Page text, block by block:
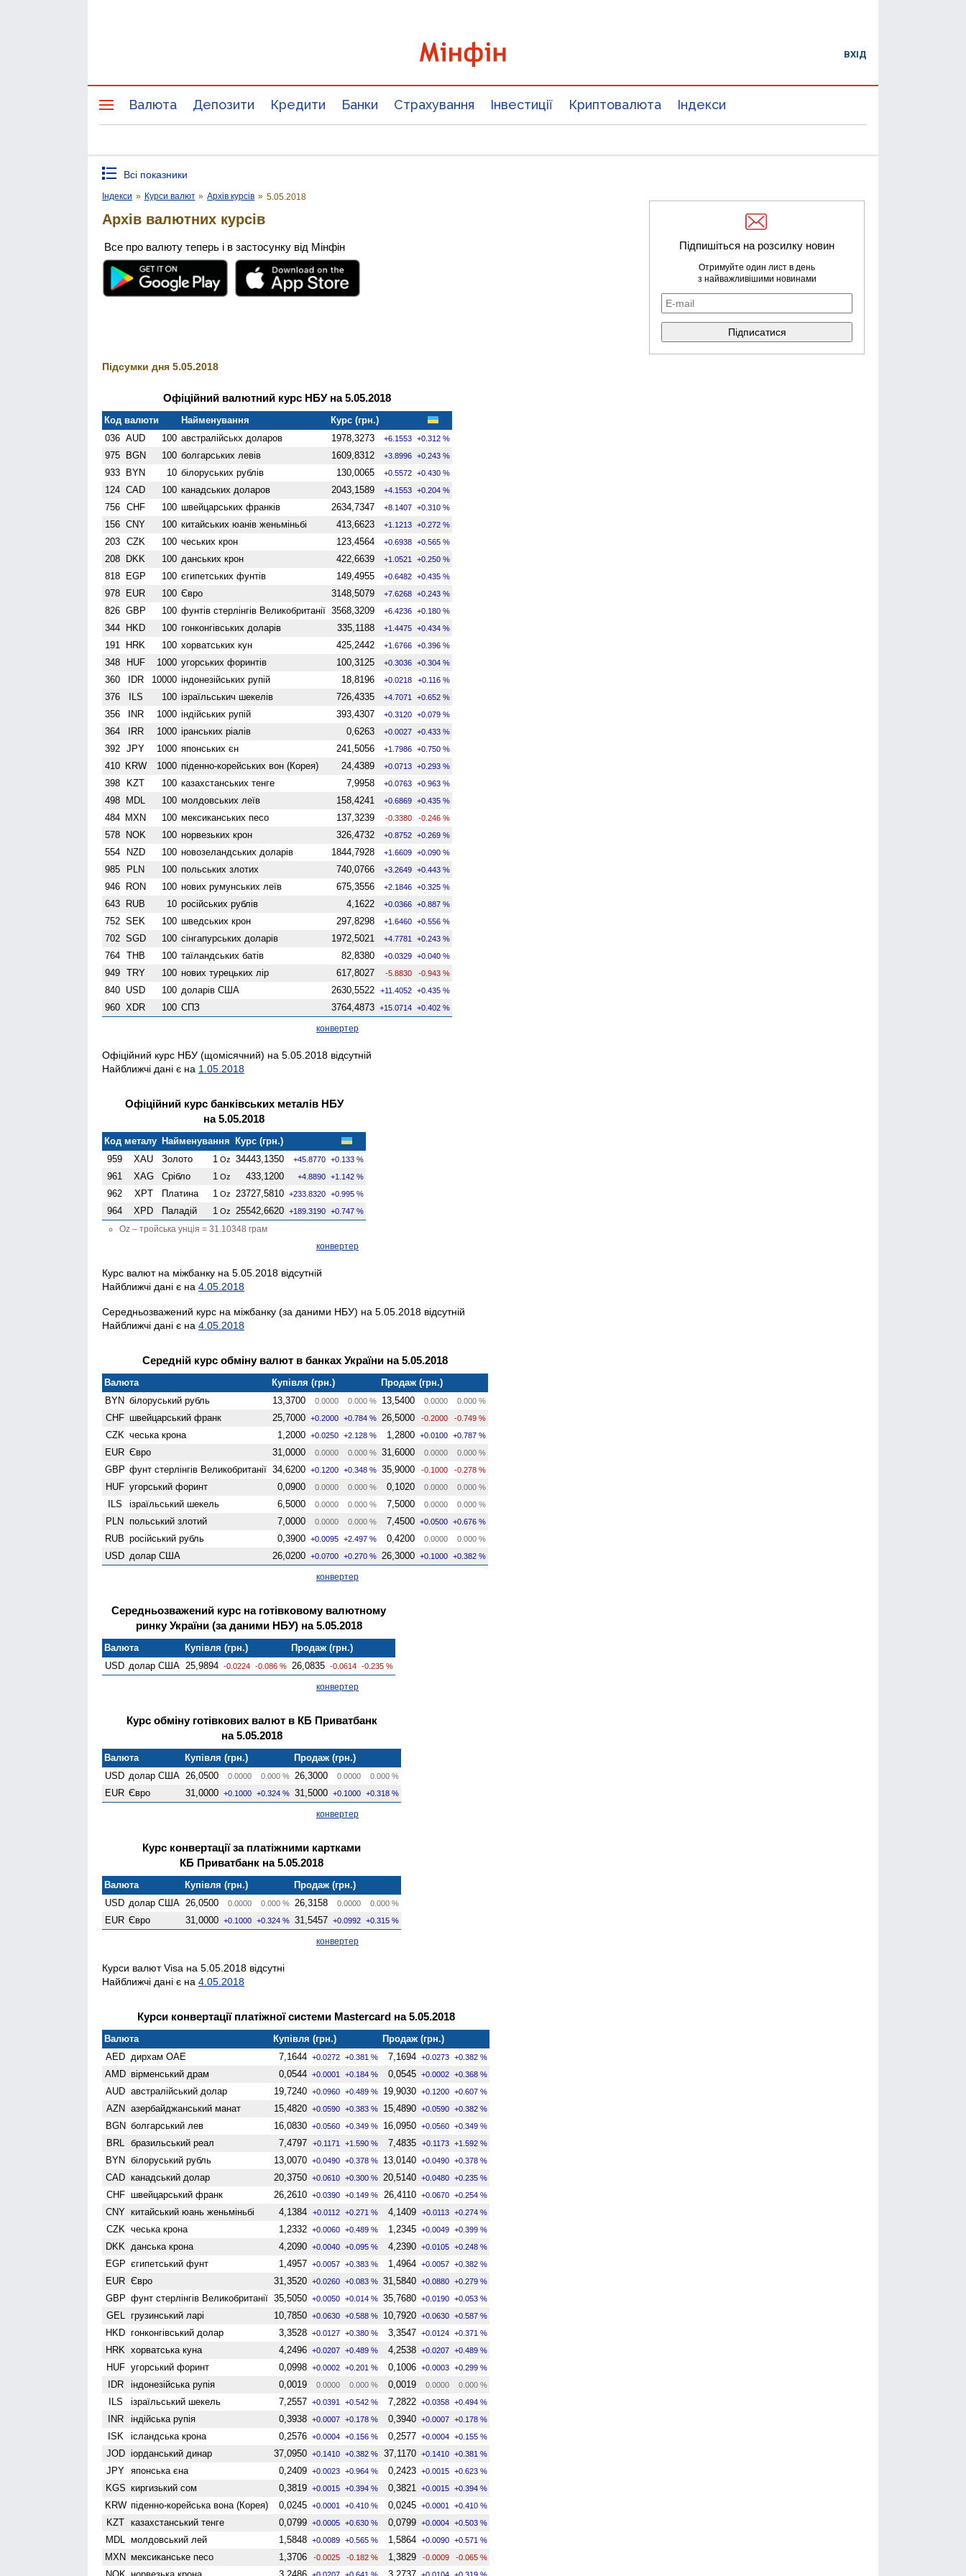
ВХІД
Валюта Депозити Кредити Банки Страхування Інвестиції Криптовалюта Індекси
Всі показники
Індекси » Курси валют » Архів курсів » 5.05.2018
Архів валютних курсів
Все про валюту теперь і в застосунку від Мінфін
Підсумки дня 5.05.2018
Офіційний валютний курс НБУ на 5.05.2018
Код валюти Найменування
Курс (грн.)
036 AUD 100 австралійськх доларов 1978,3273 +6.1553 +0.312 %
975 BGN 100 болгарських левів 1609,8312 +3.8996 +0.243 %
933 BYN 10 білоруських рублів 130,0065 +0.5572 +0.430 %
124 CAD 100 канадських доларов 2043,1589 +4.1553 +0.204 %
756 CHF 100 швейцарських франків 2634,7347 +8.1407 +0.310 %
156 CNY 100 китайських юанів женьмiньбi 413,6623 +1.1213 +0.272 %
203 CZK 100 чеських крон 123,4564 +0.6938 +0.565 %
208 DKK 100 данських крон 422,6639 +1.0521 +0.250 %
818 EGP 100 єгипетських фунтів 149,4955 +0.6482 +0.435 %
978 EUR 100 Євро 3148,5079 +7.6268 +0.243 %
826 GBP 100 фунтів стерлінгів Велико­британії 3568,3209 +6.4236 +0.180 %
344 HKD 100 гонконгівських доларів 335,1188 +1.4475 +0.434 %
191 HRK 100 хорватських кун 425,2442 +1.6766 +0.396 %
348 HUF 1000 угорських форинтів 100,3125 +0.3036 +0.304 %
360 IDR 10000 індонезійських рупій 18,8196 +0.0218 +0.116 %
376 ILS 100 ізраїльськич шекелів 726,4335 +4.7071 +0.652 %
356 INR 1000 індійських рупій 393,4307 +0.3120 +0.079 %
364 IRR 1000 іранських ріалів 0,6263 +0.0027 +0.433 %
392 JPY 1000 японських єн 241,5056 +1.7986 +0.750 %
410 KRW 1000 піденно-корейських вон (Корея) 24,4389 +0.0713 +0.293 %
398 KZT 100 казахстанських тенге 7,9958 +0.0763 +0.963 %
498 MDL 100 молдовських леїв 158,4241 +0.6869 +0.435 %
484 MXN 100 мексиканських песо 137,3239 -0.3380 -0.246 %
578 NOK 100 норвезьких крон 326,4732 +0.8752 +0.269 %
554 NZD 100 ново­зеландських доларів 1844,7928 +1.6609 +0.090 %
985 PLN 100 польських злотих 740,0766 +3.2649 +0.443 %
946 RON 100 нових румунських леїв 675,3556 +2.1846 +0.325 %
643 RUB 10 російських рублів 4,1622 +0.0366 +0.887 %
752 SEK 100 шведських крон 297,8298 +1.6460 +0.556 %
702 SGD 100 сінгапурських доларів 1972,5021 +4.7781 +0.243 %
764 THB 100 таїландських батів 82,8380 +0.0329 +0.040 %
949 TRY 100 нових турецьких лір 617,8027 -5.8830 -0.943 %
840 USD 100 доларів США 2630,5522 +11.4052 +0.435 %
960 XDR 100 СПЗ 3764,4873 +15.0714 +0.402 %
конвертер
Офіційний курс НБУ (щомісячний) на 5.05.2018 відсутній
Найближчі дані є на 1.05.2018
Офіційний курс банківських металів НБУ
на 5.05.2018
Код металу Найменування Курс (грн.)
959
XAU Золото 1 Oz 34443,1350 +45.8770 +0.133 %
961 XAG Срібло 1 Oz 433,1200 +4.8890 +1.142 %
962 XPT Платина 1 Oz 23727,5810 +233.8320 +0.995 %
964 XPD Паладій 1 Oz 25542,6620 +189.3190 +0.747 %
Oz – тройська унція = 31.10348 грам
конвертер
Курс валют на міжбанку на 5.05.2018 відсутній
Найближчі дані є на 4.05.2018
Середньозважений курс на міжбанку (за даними НБУ) на 5.05.2018 відсутній
Найближчі дані є на 4.05.2018
Середній курс обміну валют в банках України на 5.05.2018
Валюта Купівля (грн.)
Продаж (грн.)
BYN білоруський рубль 13,3700 0.0000 0.000 % 13,5400 0.0000 0.000 %
CHF швейцарський франк 25,7000 +0.2000 +0.784 % 26,5000 -0.2000 -0.749 %
CZK чеська крона 1,2000 +0.0250 +2.128 % 1,2800 +0.0100 +0.787 %
EUR Євро 31,0000 0.0000 0.000 % 31,6000 0.0000 0.000 %
GBP фунт стерлінгів Велико­британії 34,6200 +0.1200 +0.348 % 35,9000 -0.1000 -0.278 %
HUF угорський форинт 0,0900 0.0000 0.000 % 0,1020 0.0000 0.000 %
ILS ізраїльський шекель 6,5000 0.0000 0.000 % 7,5000 0.0000 0.000 %
PLN польський злотий 7,0000 0.0000 0.000 % 7,4500 +0.0500 +0.676 %
RUB російський рубль 0,3900 +0.0095 +2.497 % 0,4200 0.0000 0.000 %
USD долар США 26,0200 +0.0700 +0.270 % 26,3000 +0.1000 +0.382 %
конвертер
Середньозважений курс на готівковому валютному
ринку України (за даними НБУ) на 5.05.2018
Валюта Купівля (грн.)
Продаж (грн.)
USD долар США 25,9894 -0.0224 -0.086 % 26,0835 -0.0614 -0.235 %
конвертер
Курс обміну готівкових валют в КБ Приватбанк
на 5.05.2018
Валюта Купівля (грн.)
Продаж (грн.)
USD долар США 26,0500 0.0000 0.000 % 26,3000 0.0000 0.000 %
EUR Євро 31,0000 +0.1000 +0.324 % 31,5000 +0.1000 +0.318 %
конвертер
Курс конвертації за платіжними картками
КБ Приватбанк на 5.05.2018
Валюта Купівля (грн.)
Продаж (грн.)
USD долар США 26,0500 0.0000 0.000 % 26,3158 0.0000 0.000 %
EUR Євро 31,0000 +0.1000 +0.324 % 31,5457 +0.0992 +0.315 %
конвертер
Курси валют Visa на 5.05.2018 відсутні
Найближчі дані є на 4.05.2018
Курси конвертації платіжної системи Mastercard на 5.05.2018
Валюта Купівля (грн.)
Продаж (грн.)
AED дирхам ОАЕ 7,1644 +0.0272 +0.381 % 7,1694 +0.0273 +0.382 %
AMD вiрменський драм 0,0544 +0.0001 +0.184 % 0,0545 +0.0002 +0.368 %
AUD австралійський долар 19,7240 +0.0960 +0.489 % 19,9030 +0.1200 +0.607 %
AZN азербайджанський манат 15,4820 +0.0590 +0.383 % 15,4890 +0.0590 +0.382 %
BGN болгарський лев 16,0830 +0.0560 +0.349 % 16,0950 +0.0560 +0.349 %
BRL бразильський реал 7,4797 +0.1171 +1.590 % 7,4835 +0.1173 +1.592 %
BYN білоруський рубль 13,0070 +0.0490 +0.378 % 13,0140 +0.0490 +0.378 %
CAD канадський долар 20,3750 +0.0610 +0.300 % 20,5140 +0.0480 +0.235 %
CHF швейцарський франк 26,2610 +0.0390 +0.149 % 26,4110 +0.0670 +0.254 %
CNY китайський юань женьмiньбi 4,1384 +0.0112 +0.271 % 4,1409 +0.0113 +0.274 %
CZK чеська крона 1,2332 +0.0060 +0.489 % 1,2345 +0.0049 +0.399 %
DKK данська крона 4,2090 +0.0040 +0.095 % 4,2390 +0.0105 +0.248 %
EGP єгипетський фунт 1,4957 +0.0057 +0.383 % 1,4964 +0.0057 +0.382 %
EUR Євро 31,3520 +0.0260 +0.083 % 31,5840 +0.0880 +0.279 %
GBP фунт стерлінгів Велико­британії 35,5050 +0.0050 +0.014 % 35,7680 +0.0190 +0.053 %
GEL грузинський ларі 10,7850 +0.0630 +0.588 % 10,7920 +0.0630 +0.587 %
HKD гонконгівський долар 3,3528 +0.0127 +0.380 % 3,3547 +0.0124 +0.371 %
HRK хорватська куна 4,2496 +0.0207 +0.489 % 4,2538 +0.0207 +0.489 %
HUF угорський форинт 0,0998 +0.0002 +0.201 % 0,1006 +0.0003 +0.299 %
IDR індонезійська рупія 0,0019 0.0000 0.000 % 0,0019 0.0000 0.000 %
ILS ізраїльський шекель 7,2557 +0.0391 +0.542 % 7,2822 +0.0358 +0.494 %
INR індійська рупія 0,3938 +0.0007 +0.178 % 0,3940 +0.0007 +0.178 %
ISK ісландська крона 0,2576 +0.0004 +0.156 % 0,2577 +0.0004 +0.155 %
JOD іорданський динар 37,0950 +0.1410 +0.382 % 37,1170 +0.1410 +0.381 %
JPY японська єна 0,2409 +0.0023 +0.964 % 0,2423 +0.0015 +0.623 %
KGS киргизький сом 0,3819 +0.0015 +0.394 % 0,3821 +0.0015 +0.394 %
KRW піденно-корейська вона (Корея) 0,0245 +0.0001 +0.410 % 0,0245 +0.0001 +0.410 %
KZT казахстанський тенге 0,0799 +0.0005 +0.630 % 0,0799 +0.0004 +0.503 %
MDL молдовський лей 1,5848 +0.0089 +0.565 % 1,5864 +0.0090 +0.571 %
MXN мексиканське песо 1,3706 -0.0025 -0.182 % 1,3829 -0.0009 -0.065 %
+0.0207 +0.641 % +0.0104 +0.319 %
Підпишіться на розсилку новин
Отримуйте один лист в день
з найважливішими новинами